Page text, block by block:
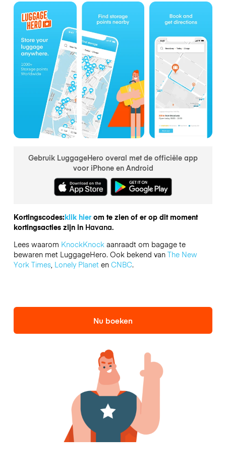
Gebruik LuggageHero overal met de officiële app
voor iPhone en Android
Kortingscodes:klik hierom te zien of er op dit moment
kortingsacties zijn in Havana.
Lees waarom KnockKnockaanraadt om bagage te
bewaren met LuggageHero. Ook bekend van The New
York Times, Lonely Planeten CNBC.
Nu boeken